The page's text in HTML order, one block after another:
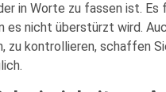
in Worte zu fassen ist. Es
es nicht überstürzt wird.
zu kontrollieren, schaffen